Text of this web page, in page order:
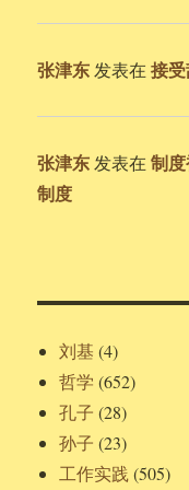
张津东 发表在接
张津东 发表在制
制度
刘基 (4)
哲学 (652)
孔子 (28)
孙子 (23)
工作实践 (505)